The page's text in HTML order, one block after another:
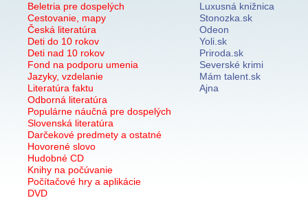
Beletria pre dospelých
Cestovanie, mapy
Česká literatúra
Deti do 10 rokov
Deti nad 10 rokov
Fond na podporu umenia
Jazyky, vzdelanie
Literatúra faktu
Odborná literatúra
Populárne náučná pre dospelých
Slovenská literatúra
Darčekové predmety a ostatné
Hovorené slovo
Hudobné CD
Knihy na počúvanie
Počítačové hry a aplikácie
DVD
Luxusná knižnica
Stonozka.sk
Odeon
Yoli.sk
Priroda.sk
Severské krimi
Mám talent.sk
Ajna